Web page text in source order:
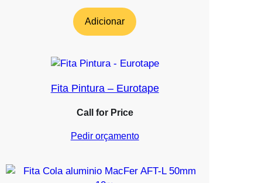
Adicionar
Fita Pintura – Eurotape
Call for Price
Pedir orçamento